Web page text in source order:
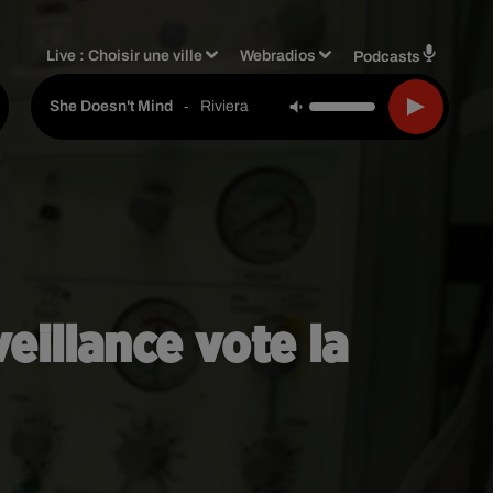
Live :Choisir une ville Webradios Podcasts
She Doesn't Mind - Riviera
vote la